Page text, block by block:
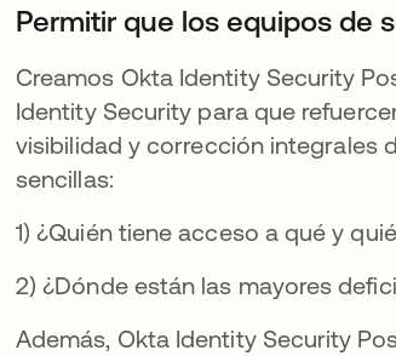
Permitir que los equipos de
Creamos Okta Identity Security
Identity Security para que
visibilidad y corrección integrales
sencillas:
1) ¿Quién tiene acceso a qué y
2) ¿Dónde están las mayores
Además, Okta Identity Security